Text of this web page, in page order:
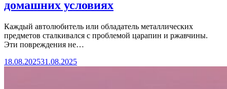
домашних условиях
Каждый автолюбитель или обладатель металлических
предметов сталкивался с проблемой царапин и ржавчины.
Эти повреждения не…
18.08.202531.08.2025